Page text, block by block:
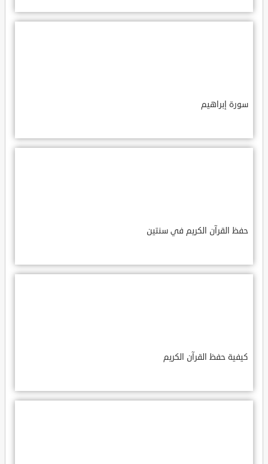
سورة إبراهيم
حفظ القرآن الكريم في سنتين
كيفية حفظ القرآن الكريم